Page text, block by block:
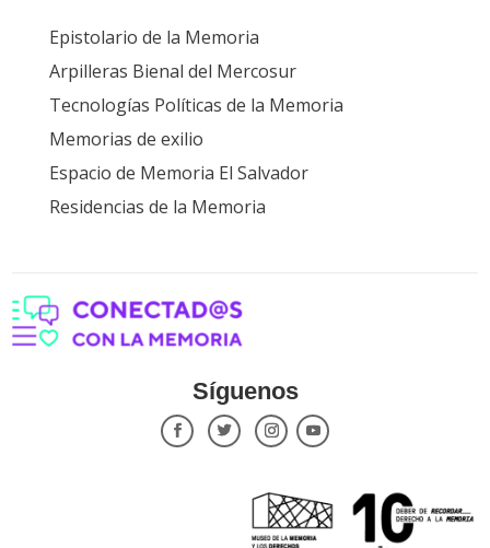
Epistolario de la Memoria
Arpilleras Bienal del Mercosur
Tecnologías Políticas de la Memoria
Memorias de exilio
Espacio de Memoria El Salvador
Residencias de la Memoria
Síguenos